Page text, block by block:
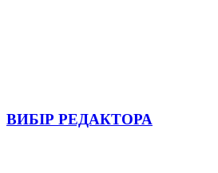
ВИБІР РЕДАКТОРА